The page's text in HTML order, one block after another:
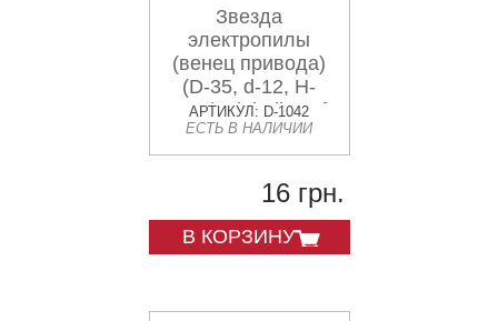
Звезда
электропилы
(венец привода)
(D-35, d-12, H-
7mm) Einhell,Craft
JIANTAI
АРТИКУЛ: D-1042
ЕСТЬ В НАЛИЧИИ
16 грн.
В КОРЗИНУ